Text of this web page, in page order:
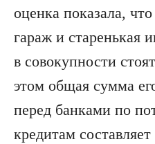
оценка показала,
гараж и старенькая
в совокупности
этом общая сумма
перед банками по
кредитам